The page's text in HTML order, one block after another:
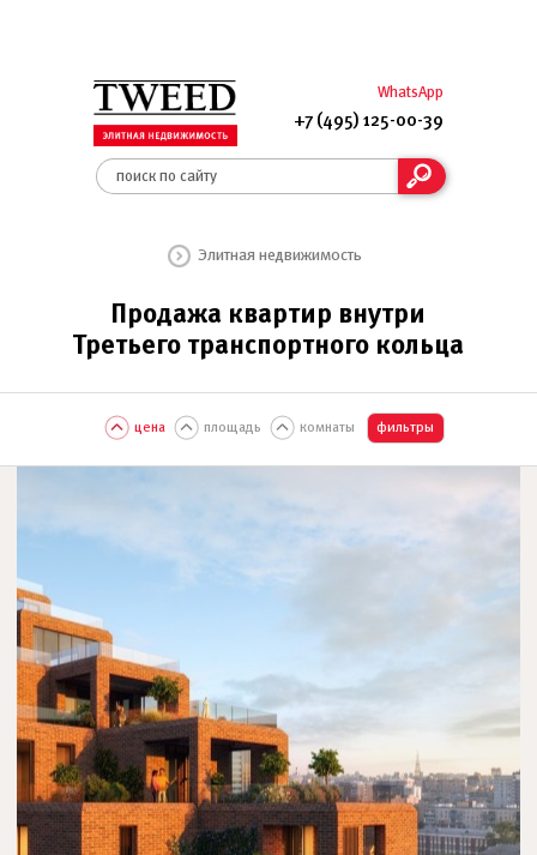
WhatsApp
+7 (495) 125-00-39
Элитная недвижимость
Продажа квартир внутри
Третьего транспортного кольца
цена площадь комнаты фильтры